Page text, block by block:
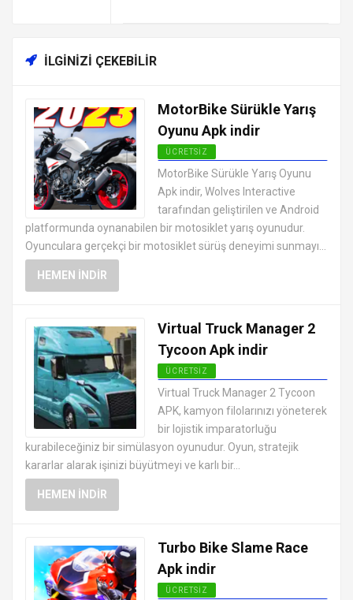
İLGINIZI ÇEKEBILIR
MotorBike Sürükle Yarış
Oyunu Apk indir
ÜCRETSIZ
EN İYI ANDROID APK OYUNLARI
ÜCRETSIZ
MotorBike Sürükle Yarış Oyunu
Apk indir, Wolves Interactive
tarafından geliştirilen ve Android
platformunda oynanabilen bir motosiklet yarış oyunudur.
Oyunculara gerçekçi bir motosiklet sürüş deneyimi sunmayı...
HEMEN İNDIR
Virtual Truck Manager 2
Tycoon Apk indir
ÜCRETSIZ
EN İYI ANDROID APK OYUNLARI
ÜCRETSIZ
Virtual Truck Manager 2 Tycoon
APK, kamyon filolarınızı yöneterek
bir lojistik imparatorluğu
kurabileceğiniz bir simülasyon oyunudur. Oyun, stratejik
kararlar alarak işinizi büyütmeyi ve karlı bir...
HEMEN İNDIR
Turbo Bike Slame Race
Apk indir
ÜCRETSIZ